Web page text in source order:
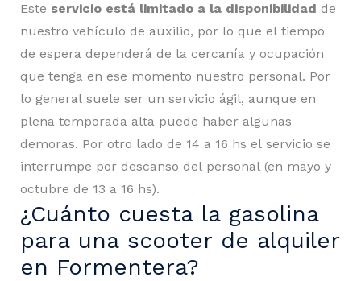
Este servicio está limitado a la disponibilidad de
nuestro vehículo de auxilio, por lo que el tiempo
de espera dependerá de la cercanía y ocupación
que tenga en ese momento nuestro personal. Por
lo general suele ser un servicio ágil, aunque en
plena temporada alta puede haber algunas
demoras. Por otro lado de 14 a 16 hs el servicio se
interrumpe por descanso del personal (en mayo y
octubre de 13 a 16 hs).
¿Cuánto cuesta la gasolina
para una scooter de alquiler
en Formentera?